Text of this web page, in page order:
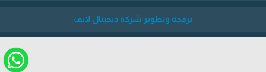
برمجة وتطوير شركة ديجيتال لايف